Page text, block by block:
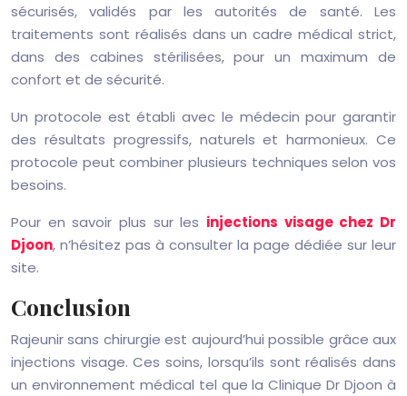
sécurisés, validés par les autorités de santé. Les
traitements sont réalisés dans un cadre médical strict,
dans des cabines stérilisées, pour un maximum de
confort et de sécurité.
Un protocole est établi avec le médecin pour garantir
des résultats progressifs, naturels et harmonieux. Ce
protocole peut combiner plusieurs techniques selon vos
besoins.
Pour en savoir plus sur les injections visage chez Dr
Djoon, n’hésitez pas à consulter la page dédiée sur leur
site.
Conclusion
Rajeunir sans chirurgie est aujourd’hui possible grâce aux
injections visage. Ces soins, lorsqu’ils sont réalisés dans
un environnement médical tel que la Clinique Dr Djoon à